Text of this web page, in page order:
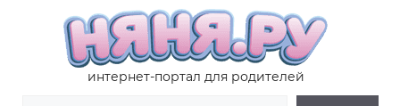
содержимому
интернет-портал для родителей